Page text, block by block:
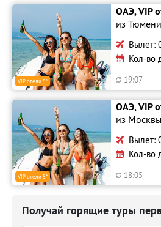
VIP отели 5*
ОАЭ, VIP
из Тюмени
Вылет:
Кол-во
19:07
VIP отели 5*
ОАЭ, VIP
из Москвы
Вылет:
Кол-во
18:05
Получай горящие туры